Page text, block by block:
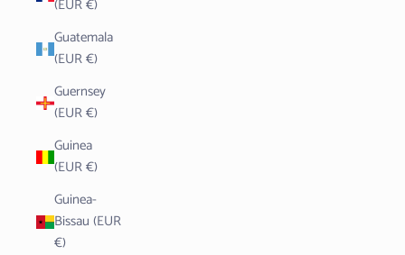
(EUR €)
Guatemala
(EUR €)
Guernsey
(EUR €)
Guinea
(EUR €)
Guinea-
Bissau (EUR
€)